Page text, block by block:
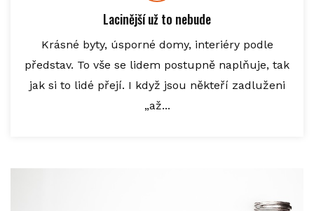
Lacinější už to nebude
Krásné byty, úsporné domy, interiéry podle
představ. To vše se lidem postupně naplňuje, tak
jak si to lidé přejí. I když jsou někteří zadluženi
„až...